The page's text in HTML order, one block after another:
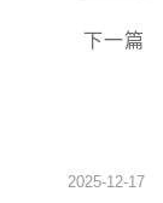
下一篇
2025-12-17